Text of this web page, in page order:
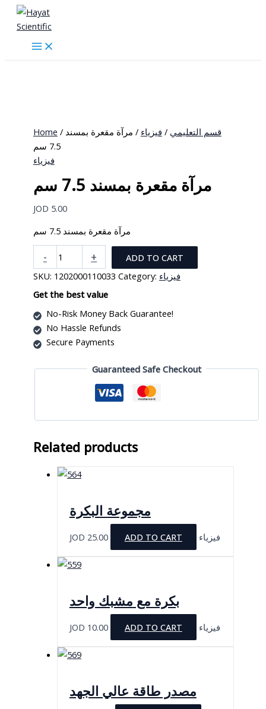
Skip
content
Home / قسم التعليمي / فيزياء / مرآة مقعرة بمسند
7.5 سم
فيزياء
مرآة مقعرة بمسند 7.5 سم
JOD 5.00
مرآة مقعرة بمسند 7.5 سم
-
مقعرة
بمسند
7.5
سم
quantity
+
ADD TO CART
SKU: 1202000110033 Category: فيزياء
Get the best value
No-Risk Money Back Guarantee!
No Hassle Refunds
Secure Payments
Guaranteed Safe Checkout
Related products
مجموعة البكرة
JOD 25.00 ADD TO CART فيزياء
بكرة مع مشبك واحد
JOD 10.00 ADD TO CART فيزياء
مصدر طاقة عالي الجهد